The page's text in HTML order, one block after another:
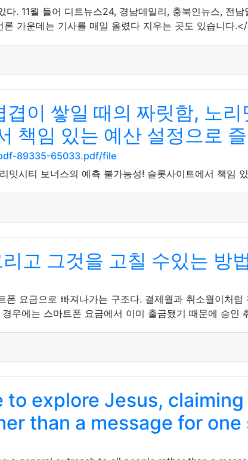
. 11월 들어 디트뉴스24, 경남데일리, 충북인뉴스, 전
가운데는 기사를 매일 올렸다 지우는 곳도 있습니다
이 쌓일 때의 짜릿함, 노
책임 있는 예산 설정으로
89335-65033.pdf/file
밋시티 보너스의 예측 불가능성! 슬롯사이트에서 책임
고 그것을 고칠 수있는 방
요금으로 빠져나가는 구조다. 결제월과 취소월이처
우에는 스마트폰 요금에서 이미 출금됐기 때문에 승인
explore Jesus, claiming
than a message for one